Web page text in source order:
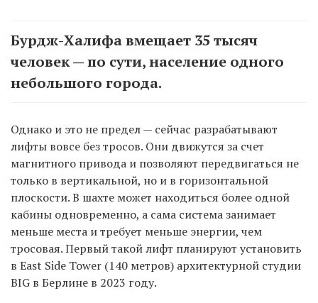
Бурдж-Халифа вмещает 35 тысяч
человек — по сути, население одного
небольшого города.
Однако и это не предел — сейчас разрабатывают
лифты вовсе без тросов. Они движутся за счет
магнитного привода и позволяют передвигаться не
только в вертикальной, но и в горизонтальной
плоскости. В шахте может находиться более одной
кабины одновременно, а сама система занимает
меньше места и требует меньше энергии, чем
тросовая. Первый такой лифт планируют установить
в East Side Tower (140 метров) архитектурной студии
BIG в Берлине в 2023 году.